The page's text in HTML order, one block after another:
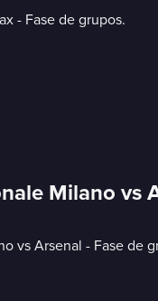
- Fase de grupos.
Milano vs
vs Arsenal - Fase de